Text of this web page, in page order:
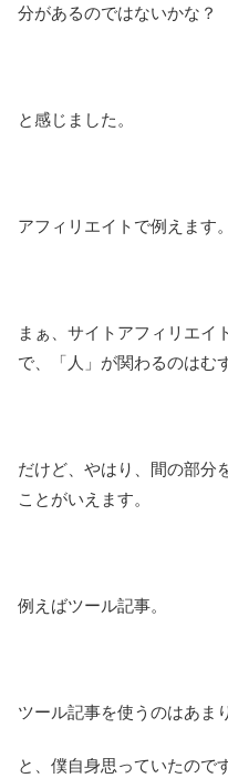
分があるのではないかな？
と感じました。
アフィリエイトで例えます。
まぁ、サイトアフィリエイ
で、「人」が関わるのはむ
だけど、やはり、間の部分
ことがいえます。
例えばツール記事。
ツール記事を使うのはあま
と、僕自身思っていたので